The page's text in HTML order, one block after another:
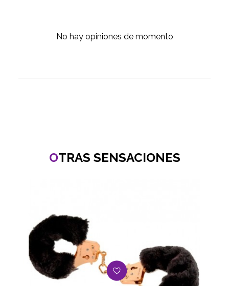
No hay opiniones de momento
OTRAS SENSACIONES